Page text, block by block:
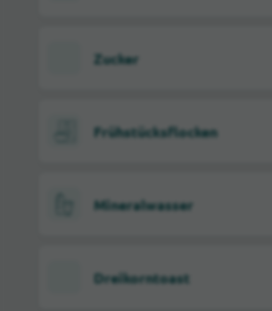
Zucker
Frühstücksflocken
Mineralwasser
Dreikorntoast